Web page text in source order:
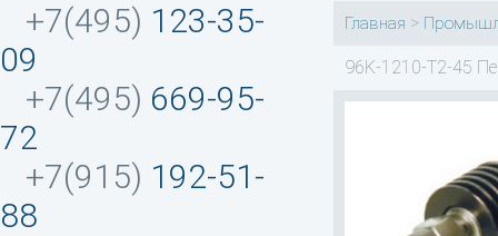
+7(495) 123-35-
09
+7(495) 669-95-
72
+7(915) 192-51-
88
Главная >
96K-1210-T2-45